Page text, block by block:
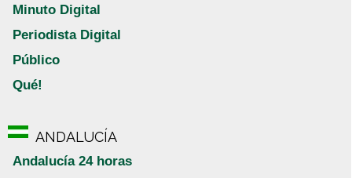
Minuto Digital
Periodista Digital
Público
Qué!
ANDALUCÍA
Andalucía 24 horas